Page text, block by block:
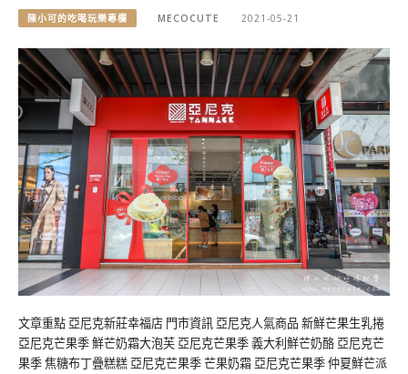
陳小可的吃喝玩樂專欄 MECOCUTE 2021-05-21
文章重點 亞尼克新莊幸福店 門市資訊 亞尼克人氣商品 新鮮芒果生乳捲
亞尼克芒果季 鮮芒奶霜大泡芙 亞尼克芒果季 義大利鮮芒奶酪 亞尼克芒
果季 焦糖布丁疊糕糕 亞尼克芒果季 芒果奶霜 亞尼克芒果季 仲夏鮮芒派